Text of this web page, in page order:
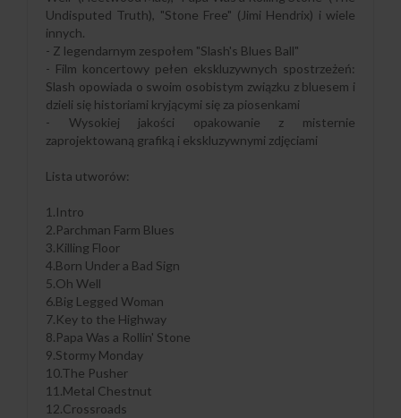
Undisputed Truth), "Stone Free" (Jimi Hendrix) i wiele
innych.
- Z legendarnym zespołem "Slash's Blues Ball"
- Film koncertowy pełen ekskluzywnych spostrzeżeń:
Slash opowiada o swoim osobistym związku z bluesem i
dzieli się historiami kryjącymi się za piosenkami
- Wysokiej jakości opakowanie z misternie
zaprojektowaną grafiką i ekskluzywnymi zdjęciami
Lista utworów:
1.Intro
2.Parchman Farm Blues
3.Killing Floor
4.Born Under a Bad Sign
5.Oh Well
6.Big Legged Woman
7.Key to the Highway
8.Papa Was a Rollin' Stone
9.Stormy Monday
10.The Pusher
11.Metal Chestnut
12.Crossroads